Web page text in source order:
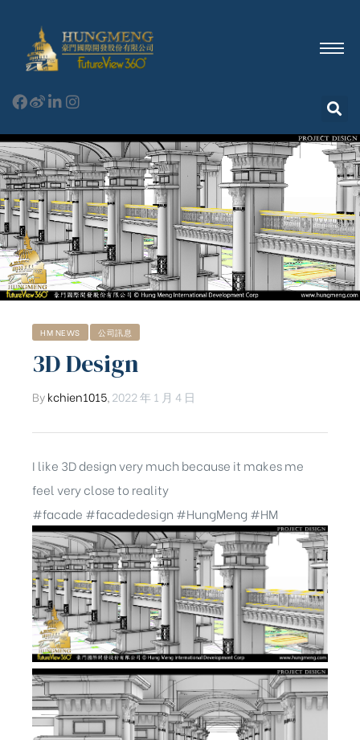
HM NEWS 公司訊息
3D Design
Bykchien1015 2022 年 1 月 4 日
I like 3D design very much because it makes me
feel very close to reality
#facade #facadedesign #HungMeng #HM
含日本